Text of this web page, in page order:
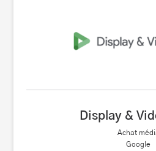
Display &
Achat
Google